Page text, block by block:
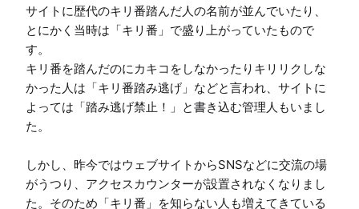
サイトに歴代のキリ番踏んだ人の名前が並んでいたり、
とにかく当時は「キリ番」で盛り上がっていたもので
す。
キリ番を踏んだのにカキコをしなかったりキリリクしな
かった人は「キリ番踏み逃げ」などと言われ、サイトに
よっては「踏み逃げ禁止！」と書き込む管理人もいまし
た。
しかし、昨今ではウェブサイトからSNSなどに交流の場
がうつり、アクセスカウンターが設置されなくなりまし
た。そのため「キリ番」を知らない人も増えてきている